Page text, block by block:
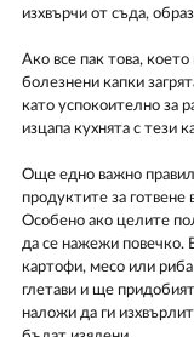
изхвърчи от съда,
Ако все пак това,
болезнени капки
като успокоително за
изцапа кухнята с тези
Още едно важно
продуктите за готвене
Особено ако целите
да се нажежи повечко.
картофи, месо или
глетави и ще
наложи да ги